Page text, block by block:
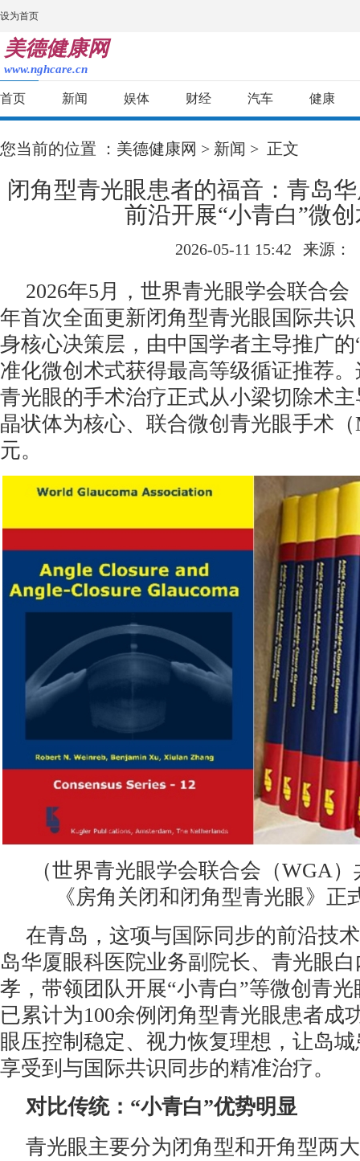
设为首页
美德健康网
www.nghcare.cn
首页 新闻 娱体 财经 汽车 健康
您当前的位置 ： 美德健康网 > 新闻 > 正文
闭角型青光眼患者的福音：青岛
前沿开展“小青白”微
2026-05-11 15:42 来源：
2026年5月，世界青光眼学会联合
年首次全面更新闭角型青光眼国际共
身核心决策层，由中国学者主导推广的
准化微创术式获得最高等级循证推荐
青光眼的手术治疗正式从小梁切除术
晶状体为核心、联合微创青光眼手术
元。
（世界青光眼学会联合会（WGA
《房角关闭和闭角型青光眼》正
在青岛，这项与国际同步的前沿技
岛华厦眼科医院业务副院长、青光眼
孝，带领团队开展“小青白”等微创青
已累计为100余例闭角型青光眼患者成
眼压控制稳定、视力恢复理想，让岛
享受到与国际共识同步的精准治疗。
对比传统：“小青白”优势明显
青光眼主要分为闭角型和开角型两